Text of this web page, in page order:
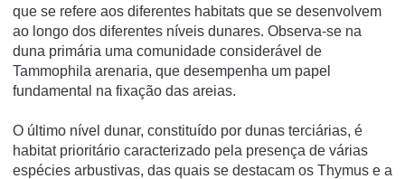
que se refere aos diferentes habitats que se desenvolvem
ao longo dos diferentes níveis dunares. Observa-se na
duna primária uma comunidade considerável de
Tammophila arenaria, que desempenha um papel
fundamental na fixação das areias.
O último nível dunar, constituído por dunas terciárias, é
habitat prioritário caracterizado pela presença de várias
espécies arbustivas, das quais se destacam os Thymus e a